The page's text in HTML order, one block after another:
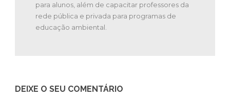
para alunos, além de capacitar professores da
rede pública e privada para programas de
educação ambiental.
DEIXE O SEU COMENTÁRIO